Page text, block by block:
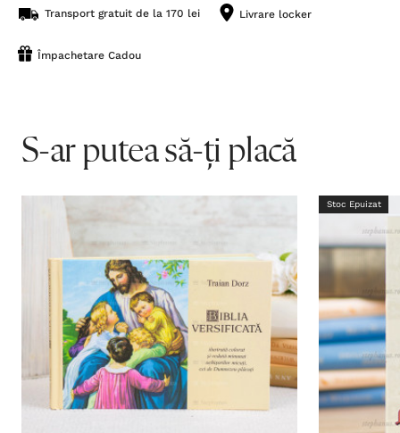
Transport gratuit de la 170 lei Livrare locker
Împachetare Cadou
S-ar putea să-ți placă
Stoc Epuizat